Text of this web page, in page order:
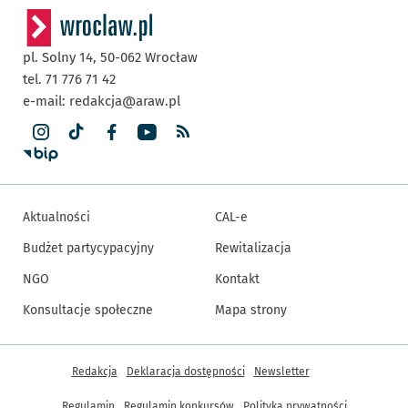
pl. Solny 14, 50-062 Wrocław
tel. 71 776 71 42
e-mail: redakcja@araw.pl
Aktualności
Budżet partycypacyjny
NGO
Konsultacje społeczne
CAL-e
Rewitalizacja
Kontakt
Mapa strony
Inne informacje
Redakcja Deklaracja dostępności Newsletter